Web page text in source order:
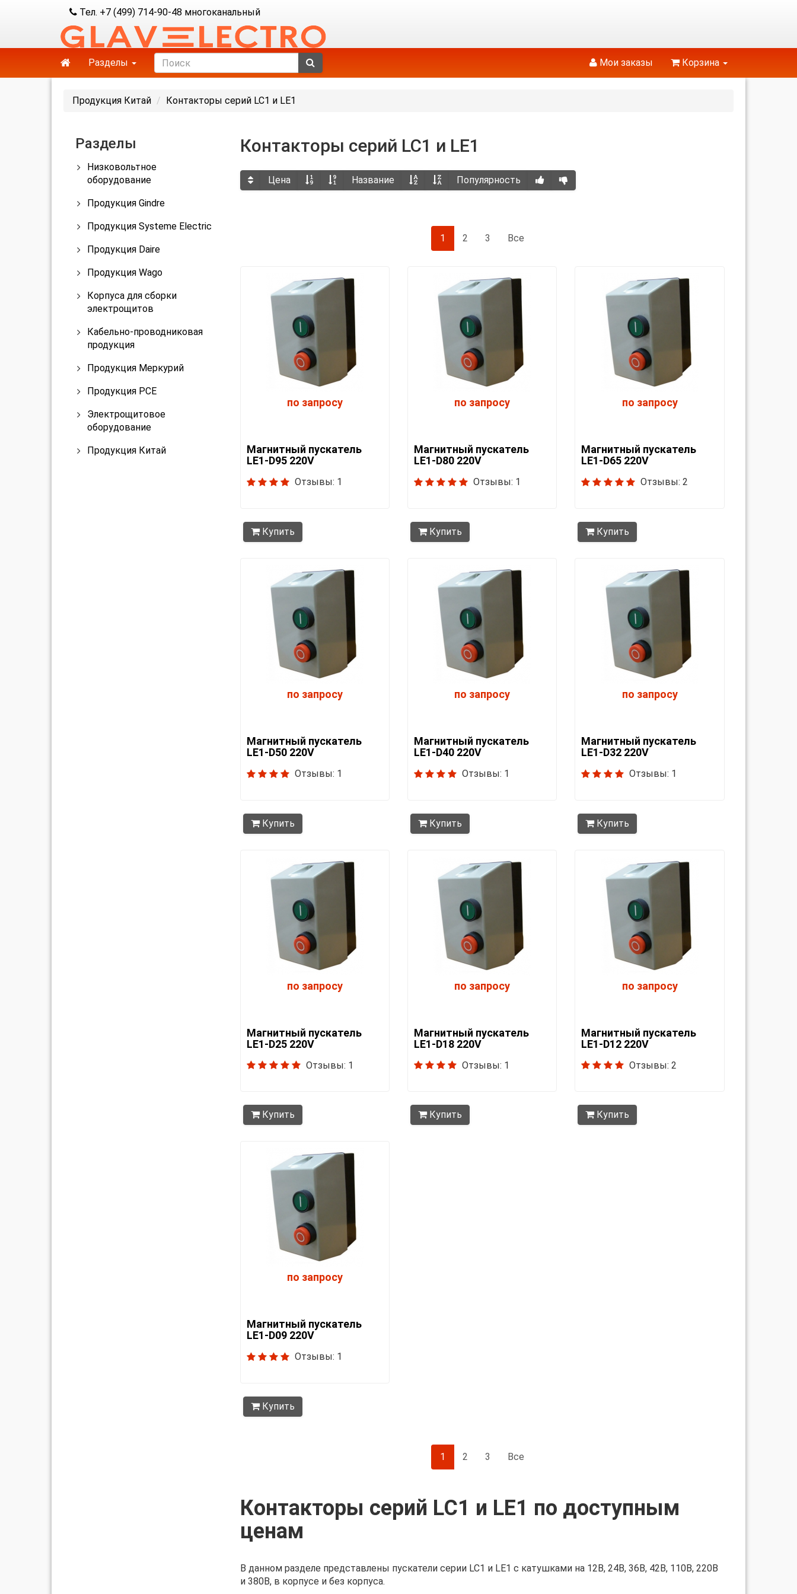
Тел. +7 (499) 714-90-48 многоканальный
Разделы Мои заказы Корзина
Продукция Китай Контакторы серий LC1 и LE1
Контакторы серий LC1 и LE1
Цена Название Популярность
1 2 3 Все
по запросу
Магнитный пускатель
LE1-D95 220V
Отзывы: 1
Купить
по запросу
Магнитный пускатель
LE1-D80 220V
Отзывы: 1
Купить
по запросу
Магнитный пускатель
LE1-D65 220V
Отзывы: 2
Купить
по запросу
Магнитный пускатель
LE1-D50 220V
Отзывы: 1
Купить
по запросу
Магнитный пускатель
LE1-D40 220V
Отзывы: 1
Купить
по запросу
Магнитный пускатель
LE1-D32 220V
Отзывы: 1
Купить
по запросу
Магнитный пускатель
LE1-D25 220V
Отзывы: 1
Купить
по запросу
Магнитный пускатель
LE1-D18 220V
Отзывы: 1
Купить
по запросу
Магнитный пускатель
LE1-D12 220V
Отзывы: 2
Купить
по запросу
Магнитный пускатель
LE1-D09 220V
Отзывы: 1
Купить
1 2 3 Все
Контакторы серий LC1 и LE1 по доступным
ценам
В данном разделе представлены пускатели серии LC1 и LE1 с катушками на 12В, 24В, 36В, 42В, 110В, 220В
и 380В, в корпусе и без корпуса.
Разделы
Низковольтное
оборудование
Продукция Gindre
Продукция Systeme Electric
Продукция Daire
Продукция Wago
Корпуса для сборки
электрощитов
Кабельно-проводниковая
продукция
Продукция Меркурий
Продукция PCE
Электрощитовое
оборудование
Продукция Китай